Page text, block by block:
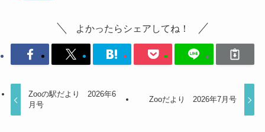
よかったらシェアしてね！
Zooの駅だより 2026年6
月号
Zooだより 2026年7月号